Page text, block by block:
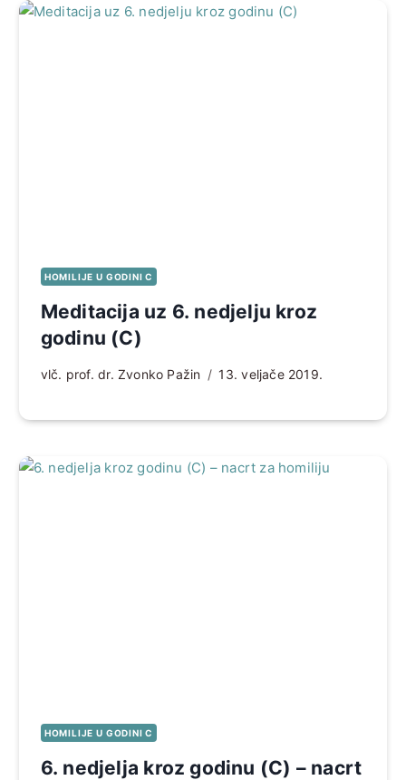
HOMILIJE U GODINI C
Meditacija uz 6. nedjelju kroz
godinu (C)
vlč. prof. dr. Zvonko Pažin 13. veljače 2019.
HOMILIJE U GODINI C
6. nedjelja kroz godinu (C) – nacrt